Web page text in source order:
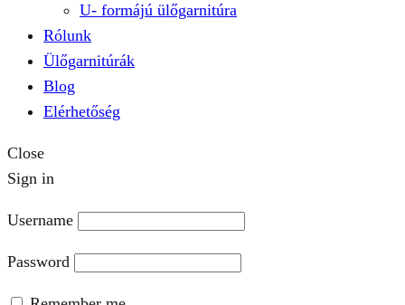
U- formájú ülőgarnitúra
Rólunk
Ülőgarnitúrák
Blog
Elérhetőség
Close
Sign in
Username
Password